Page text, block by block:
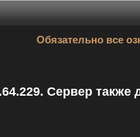
Обязательно все
Сервер также